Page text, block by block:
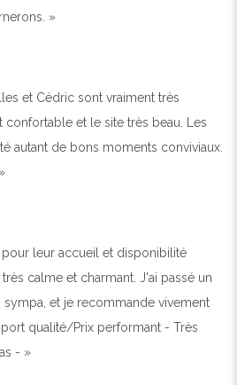
»
et Cédric sont vraiment très
confortable et le site très beau. Les
autant de bons moments conviviaux.
leur accueil et disponibilité
calme et charmant. J'ai passé un
sympa, et je recommande vivement
qualité/Prix performant - Très
- »